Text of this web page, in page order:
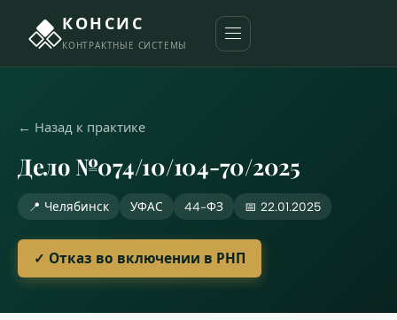
КОНСИС
КОНТРАКТНЫЕ СИСТЕМЫ
← Назад к практике
Дело №074/10/104-70/2025
📍 Челябинск УФАС 44-ФЗ 📅 22.01.2025
✓ Отказ во включении в РНП